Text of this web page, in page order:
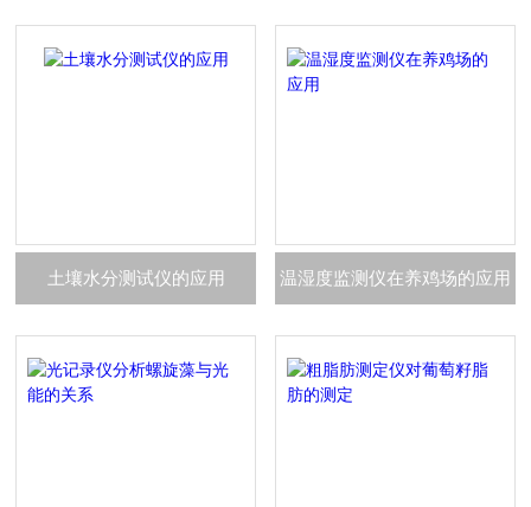
土壤水分测试仪的应用 温湿度监测仪在养鸡场的应用